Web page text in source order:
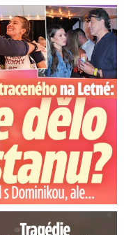
s Dominikou, ale...
táta (†68)!